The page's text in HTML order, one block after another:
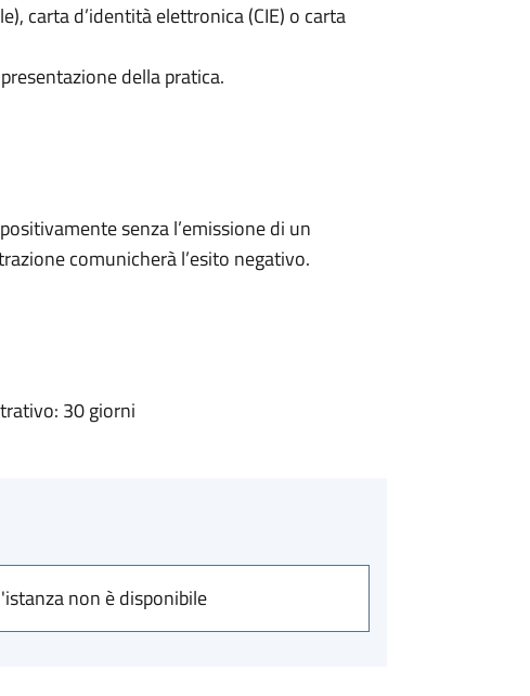
carta d’identità elettronica (CIE) o carta
della pratica.
senza l’emissione di un
comunicherà l’esito negativo.
30 giorni
non è disponibile